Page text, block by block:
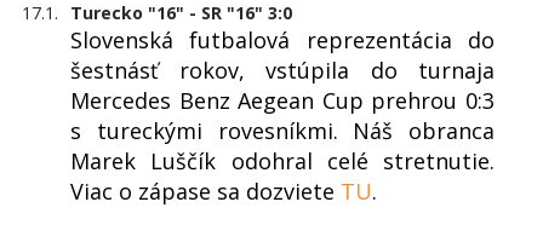
17.1. Turecko "16" - SR "16" 3:0
Slovenská futbalová reprezentácia do
šestnásť rokov, vstúpila do turnaja
Mercedes Benz Aegean Cup prehrou 0:3
s tureckými rovesníkmi. Náš obranca
Marek Luščík odohral celé stretnutie.
Viac o zápase sa dozviete TU.